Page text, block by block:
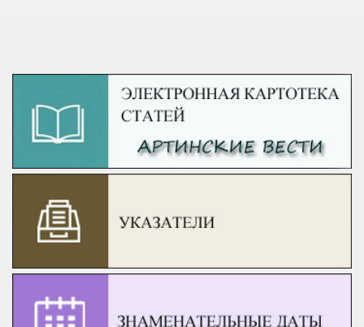
Артинский краеведческий сайт приветствует всех,
кто интересуется историей Артинского района...
ПОДРОБНЕЕ...